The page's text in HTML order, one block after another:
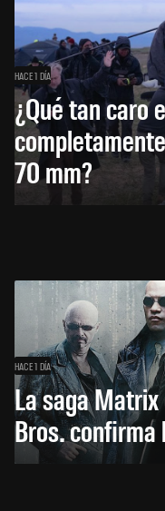
HACE 1 DÍA
¿Qué tan caro
70 mm?
HACE 1 DÍA
La saga
Bros.